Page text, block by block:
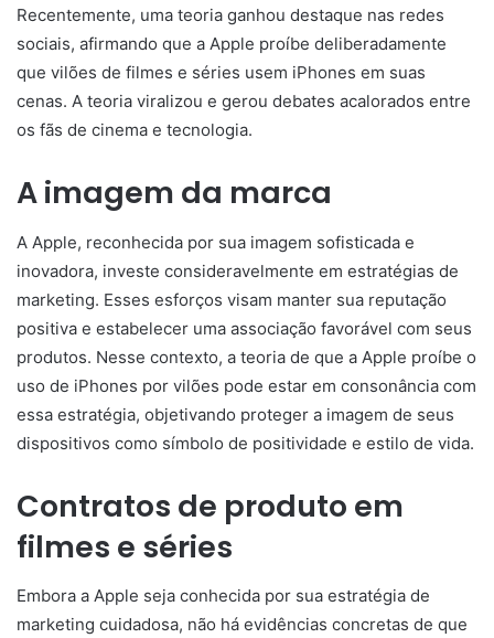
Recentemente, uma teoria ganhou destaque nas redes
sociais, afirmando que a Apple proíbe deliberadamente
que vilões de filmes e séries usem iPhones em suas
cenas. A teoria viralizou e gerou debates acalorados entre
os fãs de cinema e tecnologia.
A imagem da marca
A Apple, reconhecida por sua imagem sofisticada e
inovadora, investe consideravelmente em estratégias de
marketing. Esses esforços visam manter sua reputação
positiva e estabelecer uma associação favorável com seus
produtos. Nesse contexto, a teoria de que a Apple proíbe o
uso de iPhones por vilões pode estar em consonância com
essa estratégia, objetivando proteger a imagem de seus
dispositivos como símbolo de positividade e estilo de vida.
Contratos de produto em
filmes e séries
Embora a Apple seja conhecida por sua estratégia de
marketing cuidadosa, não há evidências concretas de que